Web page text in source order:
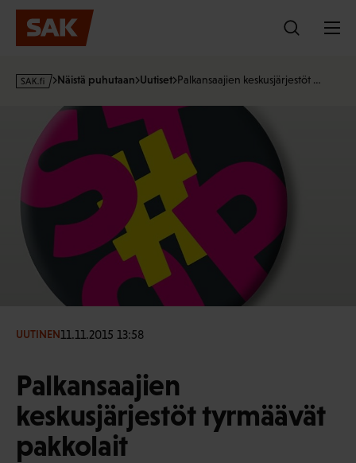
Hyppää
sisältöön
s
Näistä puhutaan Uutiset Palkansaajien keskusjärjestöt …
UUTINEN11.11.2015 13:58
Palkansaajien
keskusjärjestöt tyrmäävät
pakkolait